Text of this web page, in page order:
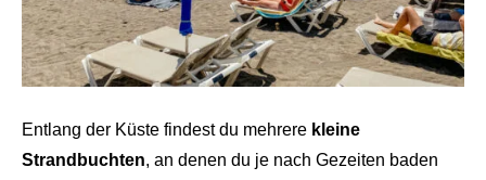
Entlang der Küste findest du mehrere kleine
Strandbuchten, an denen du je nach Gezeiten baden